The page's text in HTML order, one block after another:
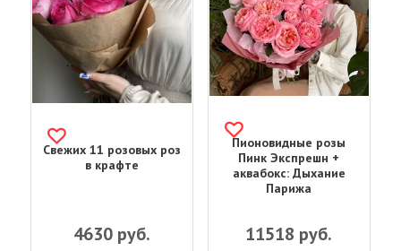
Свежих 11 розовых роз
в крафте
4630 руб.
Пионовидные розы
Пинк Экспрешн +
аквабокс: Дыхание
Парижа
11518 руб.